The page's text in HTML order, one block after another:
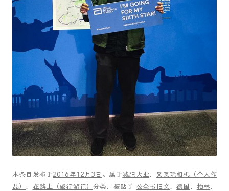
本条目发布于2016年12月3日 。属于减肥大业、
叉叉玩相机（个人作
品） 、 在路上（旅行游记）分类，被贴了 公众号旧文、德国 、 柏林、